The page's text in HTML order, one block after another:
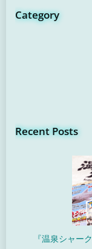
Category
Recent Posts
『温泉シャー